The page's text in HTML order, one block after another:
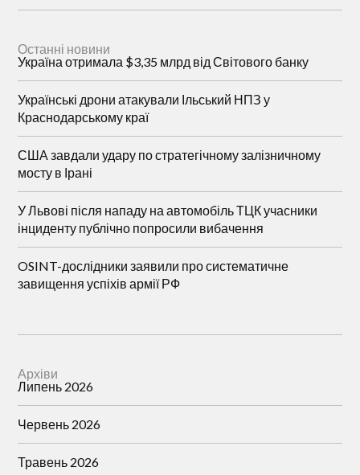
Останні новини
Україна отримала $3,35 млрд від Світового банку
Українські дрони атакували Ільський НПЗ у
Краснодарському краї
США завдали удару по стратегічному залізничному
мосту в Ірані
У Львові після нападу на автомобіль ТЦК учасники
інциденту публічно попросили вибачення
OSINT-дослідники заявили про систематичне
завищення успіхів армії РФ
Архіви
Липень 2026
Червень 2026
Травень 2026